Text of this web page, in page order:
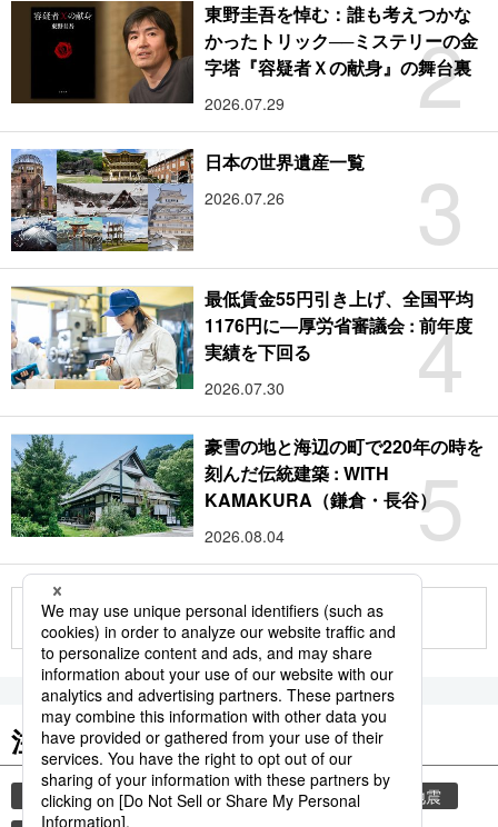
2
東野圭吾を悼む：誰も考えつかな
かったトリック──ミステリーの金
字塔『容疑者Ｘの献身』の舞台裏
2026.07.29
3
日本の世界遺産一覧
2026.07.26
4
最低賃金55円引き上げ、全国平均
1176円に―厚労省審議会 : 前年度
実績を下回る
2026.07.30
5
豪雪の地と海辺の町で220年の時を
刻んだ伝統建築 : WITH
KAMAKURA（鎌倉・長谷）
2026.08.04
もっと見る
注目のキーワード
共同通信ニュース 気象・災害 気象庁
地震